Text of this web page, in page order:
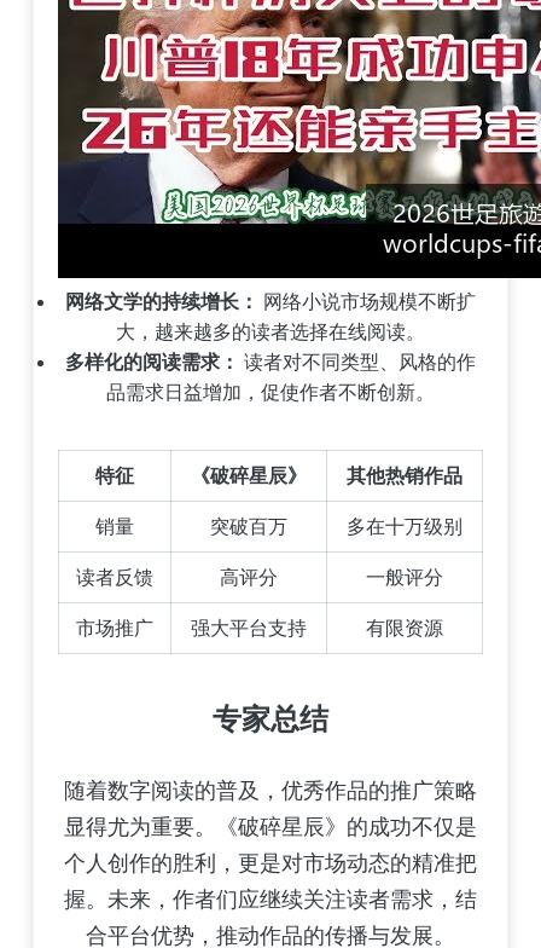
网络文学的持续增长： 网络小说市场规模不断扩
大，越来越多的读者选择在线阅读。
多样化的阅读需求： 读者对不同类型、风格的作
品需求日益增加，促使作者不断创新。
特征 《破碎星辰》 其他热销作品
销量 突破百万 多在十万级别
读者反馈 高评分 一般评分
市场推广 强大平台支持 有限资源
专家总结
随着数字阅读的普及，优秀作品的推广策略
显得尤为重要。《破碎星辰》的成功不仅是
个人创作的胜利，更是对市场动态的精准把
握。未来，作者们应继续关注读者需求，结
合平台优势，推动作品的传播与发展。